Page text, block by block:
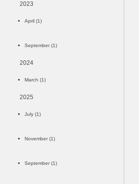
2023
April (1)
September (1)
2024
March (1)
2025
July (1)
November (1)
September (1)